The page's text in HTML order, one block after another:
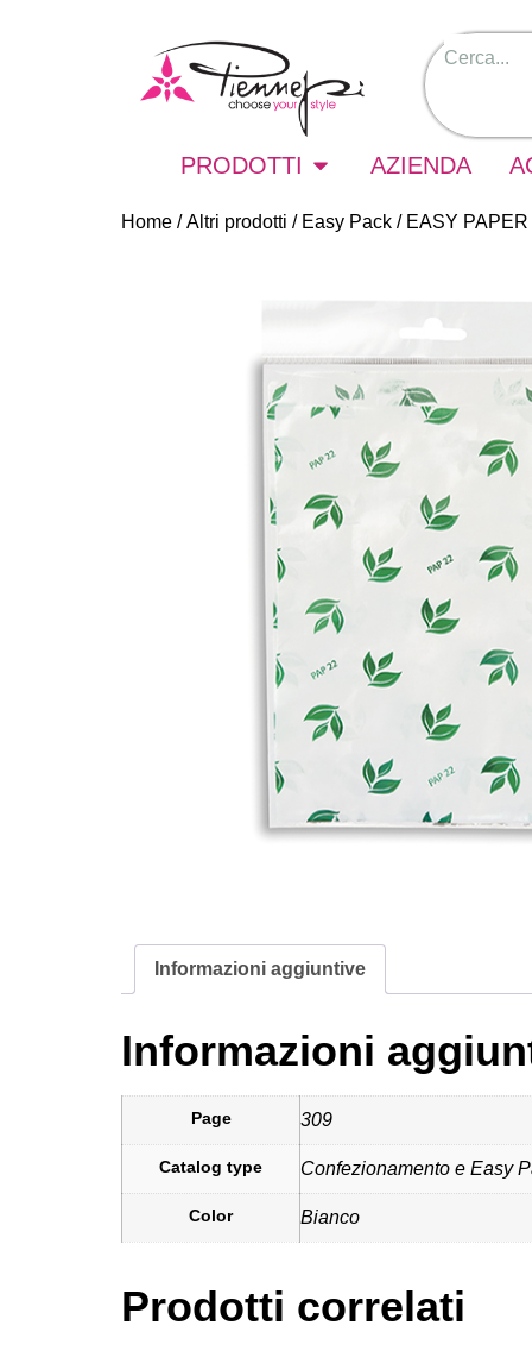
PRODOTTI AZIENDA
Home /Altri prodotti / Easy Pack / EASY
Informazioni aggiuntive
Informazioni
Page 309
Catalog type Confezionamento e Easy
Color Bianco
Prodotti correlati